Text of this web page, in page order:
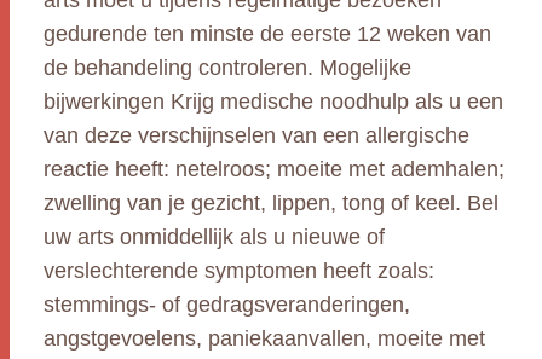
gedurende ten minste de eerste 12 weken van
de behandeling controleren. Mogelijke
bijwerkingen Krijg medische noodhulp als u een
van deze verschijnselen van een allergische
reactie heeft: netelroos; moeite met ademhalen;
zwelling van je gezicht, lippen, tong of keel. Bel
uw arts onmiddellijk als u nieuwe of
verslechterende symptomen heeft zoals:
stemmings- of gedragsveranderingen,
angstgevoelens, paniekaanvallen, moeite met